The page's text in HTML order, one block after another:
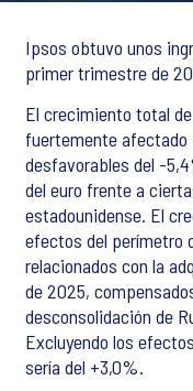
Ipsos obtuvo unos
primer trimestre de
El crecimiento total
fuertemente
desfavorables del -
del euro frente a
estadounidense. El
efectos del perímetro
relacionados con la
de 2025,
desconsolidación de
Excluyendo los
sería del +3,0%.